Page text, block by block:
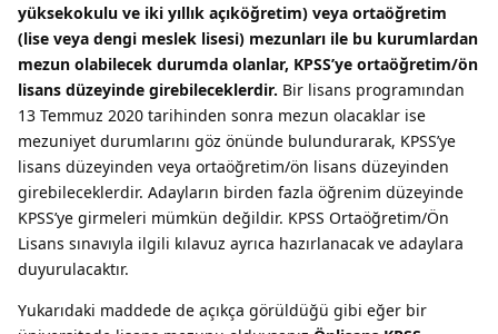
yüksekokulu ve iki yıllık açıköğretim) veya ortaöğretim
(lise veya dengi meslek lisesi) mezunları ile bu kurumlardan
mezun olabilecek durumda olanlar, KPSS’ye ortaöğretim/ön
lisans düzeyinde girebileceklerdir. Bir lisans programından
13 Temmuz 2020 tarihinden sonra mezun olacaklar ise
mezuniyet durumlarını göz önünde bulundurarak, KPSS’ye
lisans düzeyinden veya ortaöğretim/ön lisans düzeyinden
girebileceklerdir. Adayların birden fazla öğrenim düzeyinde
KPSS’ye girmeleri mümkün değildir. KPSS Ortaöğretim/Ön
Lisans sınavıyla ilgili kılavuz ayrıca hazırlanacak ve adaylara
duyurulacaktır.
Yukarıdaki maddede de açıkça görüldüğü gibi eğer bir